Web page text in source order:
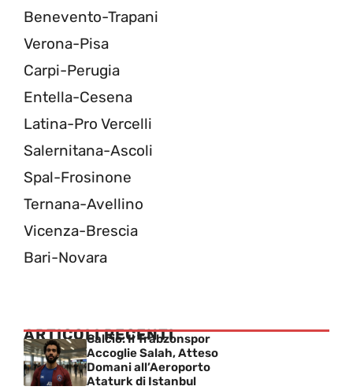
Benevento-Trapani
Verona-Pisa
Carpi-Perugia
Entella-Cesena
Latina-Pro Vercelli
Salernitana-Ascoli
Spal-Frosinone
Ternana-Avellino
Vicenza-Brescia
Bari-Novara
ARTICOLI RECENTI
Calcio: Il Trabzonspor
Accoglie Salah, Atteso
Domani all’Aeroporto
Ataturk di Istanbul